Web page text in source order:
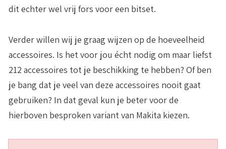
dit echter wel vrij fors voor een bitset.
Verder willen wij je graag wijzen op de hoeveelheid
accessoires. Is het voor jou écht nodig om maar liefst
212 accessoires tot je beschikking te hebben? Of ben
je bang dat je veel van deze accessoires nooit gaat
gebruiken? In dat geval kun je beter voor de
hierboven besproken variant van Makita kiezen.